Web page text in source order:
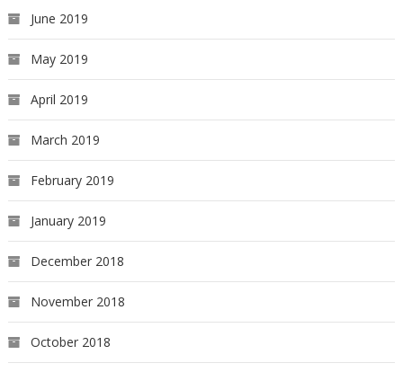
June 2019
May 2019
April 2019
March 2019
February 2019
January 2019
December 2018
November 2018
October 2018